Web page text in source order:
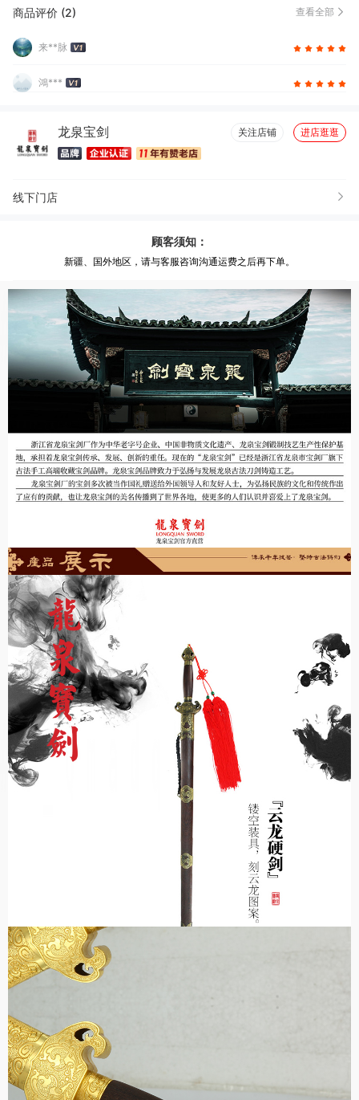
商品评价 (2) 查看全部
来**脉
鴻***
龙泉宝剑 关注店铺 进店逛逛
线下门店
顾客须知：
新疆、国外地区，请与客服咨询沟通运费之后再下单。